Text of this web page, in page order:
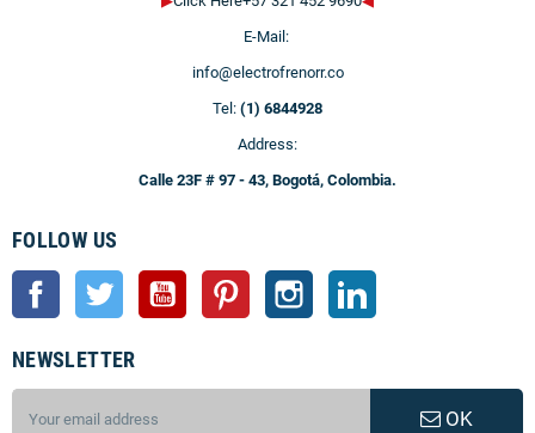
E-Mail:
info@electrofrenorr.co
Tel: (1) 6844928
Address:
Calle 23F # 97 - 43, Bogotá, Colombia.
FOLLOW US
Facebook Twitter YouTube Pinterest Instagram
NEWSLETTER
OK